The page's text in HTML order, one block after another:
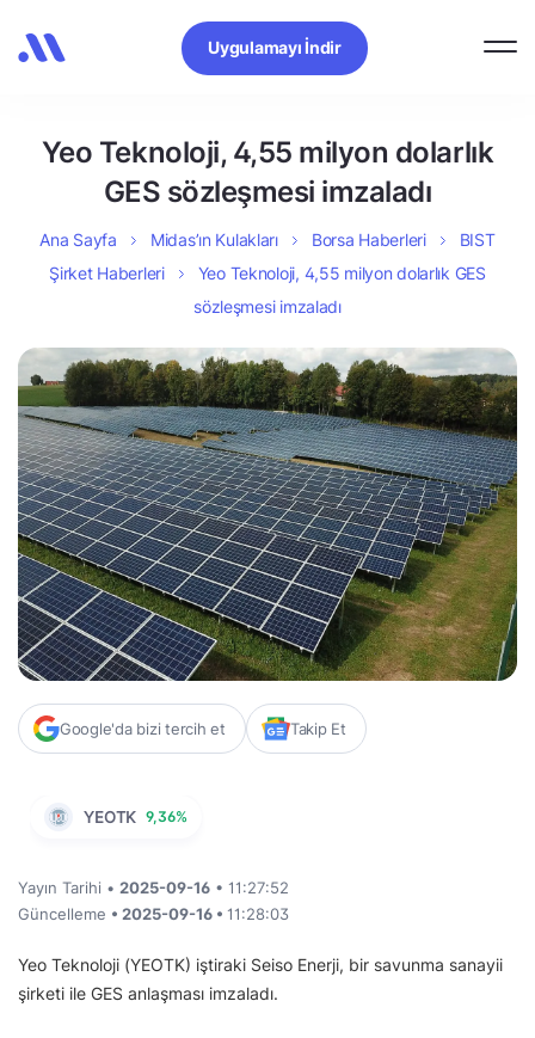
Uygulamayı İndir
Yeo Teknoloji, 4,55 milyon dolarlık
GES sözleşmesi imzaladı
Ana Sayfa Midas’ın Kulakları Borsa Haberleri
BIST
Şirket Haberleri
Yeo Teknoloji, 4,55 milyon dolarlık GES
sözleşmesi imzaladı
Google'da bizi tercih et Takip Et
YEOTK 9,36%
Yayın Tarihi • 2025-09-16 • 11:27:52
Güncelleme • 2025-09-16 • 11:28:03
Yeo Teknoloji (YEOTK) iştiraki Seiso Enerji, bir savunma sanayii
şirketi ile GES anlaşması imzaladı.